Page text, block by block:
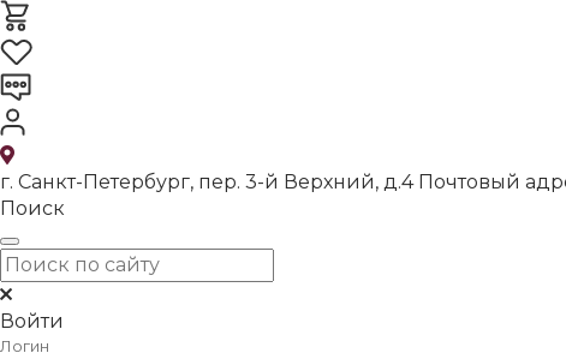
г. Санкт-Петербург, пер. 3-й Верхний, д.4 Почтовый
Поиск
Войти
Логин